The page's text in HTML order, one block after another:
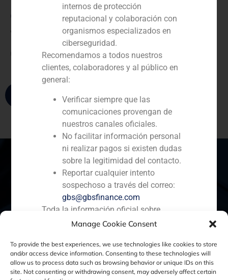
Manage Cookie Consent
To provide the best experiences, we use technologies like cookies to store
and/or access device information. Consenting to these technologies will
allow us to process data such as browsing behavior or unique IDs on this
site. Not consenting or withdrawing consent, may adversely affect certain
Catarina Gorjão Clara
Vice President
(+351) 679 642 653
Portugal Colombia
Ecuador Perú Chile
Política de Cookies Política de Privacidad
internos de protección
reputacional y colaboración con
organismos especializados en
ciberseguridad.
Recomendamos a todos nuestros
clientes, colaboradores y al público en
general:
Verificar siempre que las
comunicaciones provengan de
nuestros canales oficiales.
No facilitar información personal
ni realizar pagos si existen dudas
sobre la legitimidad del contacto.
Reportar cualquier intento
sospechoso a través del correo:
gbs@gbsfinance.com
Toda la información oficial sobre
nuestra actividad está disponible
corporativos. Agradecemos vuestra
colaboración y reiteramos nuestro
compromiso con la transparencia, la